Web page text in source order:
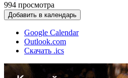
994 просмотра
Добавить в календарь
Google Calendar
Outlook.com
Скачать .ics